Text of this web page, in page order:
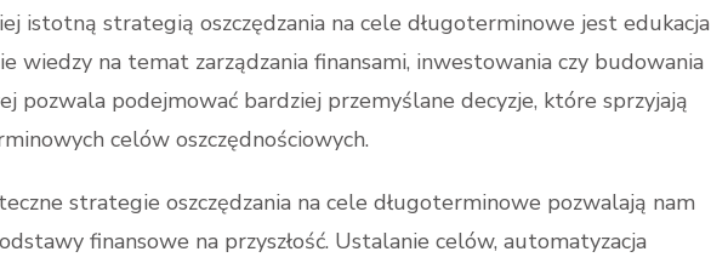
istotną strategią oszczędzania na cele długoterminowe jest edukacja
wiedzy na temat zarządzania finansami, inwestowania czy budowania
pozwala podejmować bardziej przemyślane decyzje, które sprzyjają
celów oszczędnościowych.
strategie oszczędzania na cele długoterminowe pozwalają nam
finansowe na przyszłość. Ustalanie celów, automatyzacja